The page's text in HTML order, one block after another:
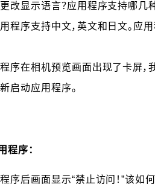
改显示语言？应用程序支持哪几
程序支持中文，英文和日文。应
序在相机预览画面出现了卡屏，
启动应用程序。
程序：
序后画面显示“禁止访问！”该如何